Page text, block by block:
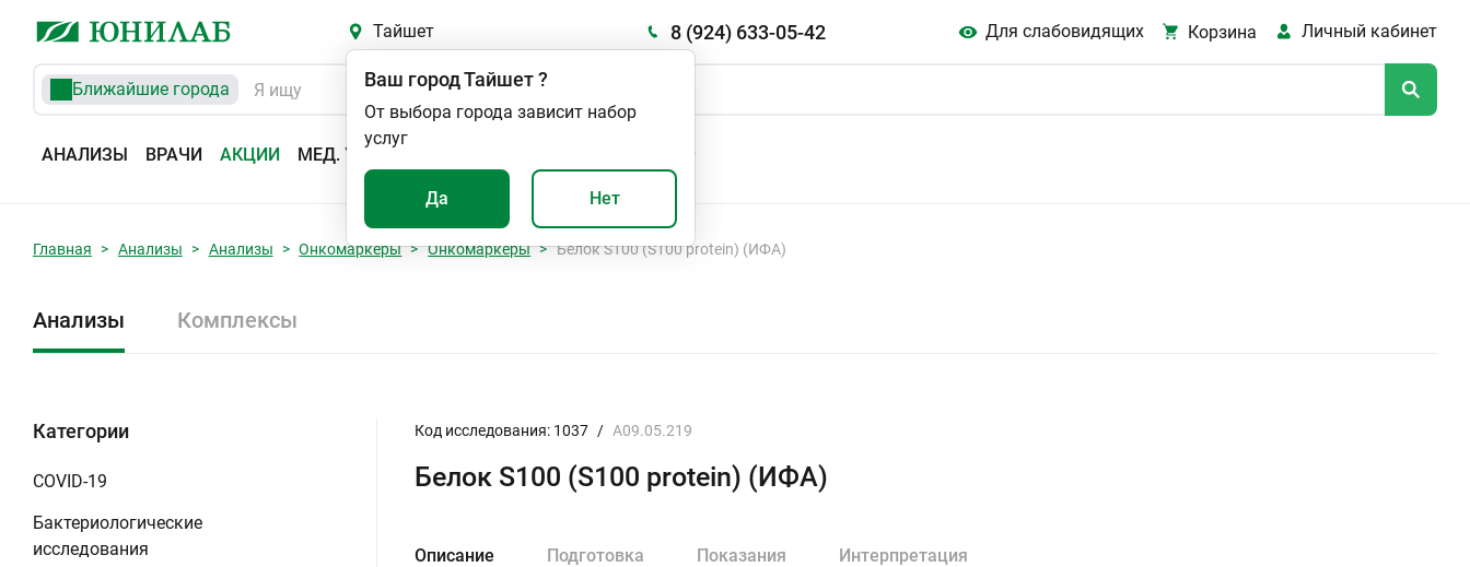
Тайшет 8 (924) 633-05-42 Для слабовидящих Корзина Личный кабинет
Ближайшие города
АНАЛИЗЫ ВРАЧИ АКЦИИ МЕД. УСЛУГИ
Ваш городТайшет?
От выбора города зависит набор
услуг
Да Нет
Главная Анализы Анализы Онкомаркеры Онкомаркеры Белок S100 (S100 protein) (ИФА)
Анализы Комплексы
Категории
COVID-19
Бактериологические
исследования
Код исследования: 1037 / A09.05.219
Белок S100 (S100 protein) (ИФА)
Описание Подготовка Показания Интерпретация